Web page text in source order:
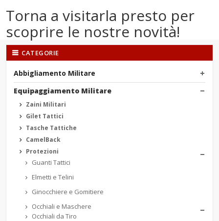
Torna a visitarla presto per
scoprire le nostre novità!
CATEGORIE
Abbigliamento Militare
Equipaggiamento Militare
Zaini Militari
Gilet Tattici
Tasche Tattiche
CamelBack
Protezioni
Guanti Tattici
Elmetti e Telini
Ginocchiere e Gomitiere
Occhiali e Maschere
Occhiali da Tiro